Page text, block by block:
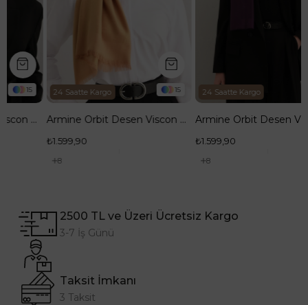
15
24 Saatte Kargo
Armine Orbit Desen Viscon Şal 13
₺1.599,90
2500 TL ve Üzeri Ücretsiz Kargo
3-7 İş Günü
Taksit İmkanı
3 Taksit